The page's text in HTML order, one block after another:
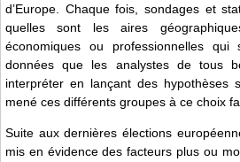
d’Europe. Chaque fois, sondages et
quelles sont les aires
économiques ou professionnelles qui
données que les analystes de tous
interpréter en lançant des hypothèses
mené ces différents groupes à ce choix
Suite aux dernières élections
mis en évidence des facteurs plus ou